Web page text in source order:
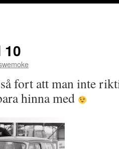
fort att man inte
hinna med